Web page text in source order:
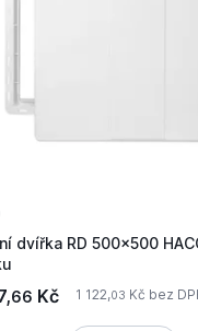
dvířka RD 500x500
66 Kč 1 122,03 Kč bez